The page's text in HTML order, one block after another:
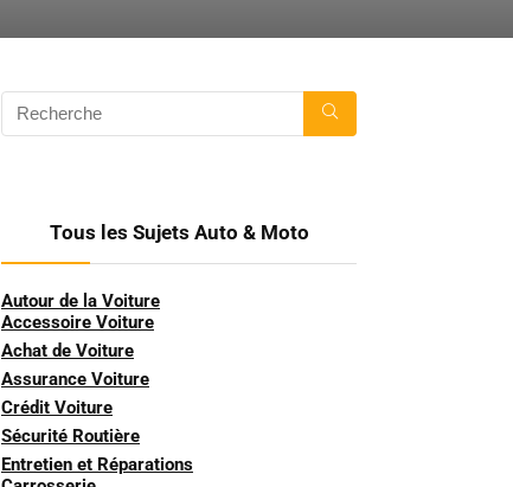
Tous les Sujets Auto & Moto
Autour de la Voiture
Accessoire Voiture
Achat de Voiture
Assurance Voiture
Crédit Voiture
Sécurité Routière
Entretien et Réparations